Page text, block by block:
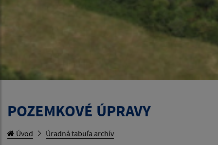
POZEMKOVÉ ÚPRAVY
Úvod Úradná tabuľa archív